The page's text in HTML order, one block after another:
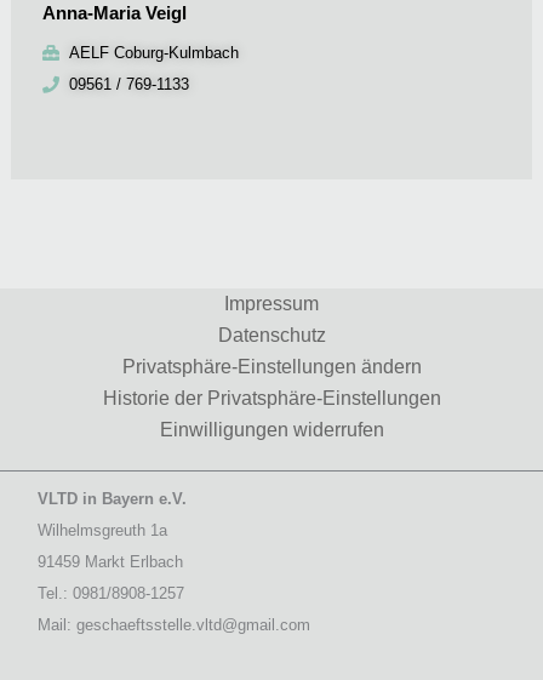
Anna-Maria Veigl
AELF Coburg-Kulmbach
09561 / 769-1133
Impressum
Datenschutz
Privatsphäre-Einstellungen ändern
Historie der Privatsphäre-Einstellungen
Einwilligungen widerrufen
VLTD in Bayern e.V.
Wilhelmsgreuth 1a
91459 Markt Erlbach
Tel.: 0981/8908-1257
Mail: geschaeftsstelle.vltd@gmail.com